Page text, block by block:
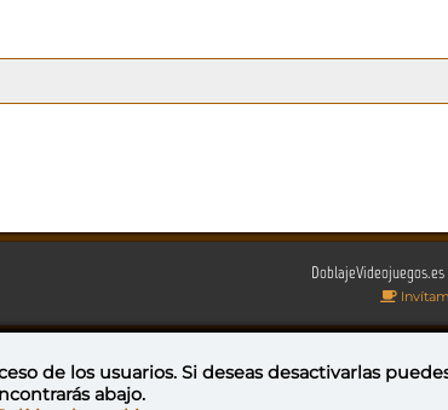
NoComercial-CompartirIgual 4.0 Internacional
de los usuarios. Si deseas desactivarlas
abajo.